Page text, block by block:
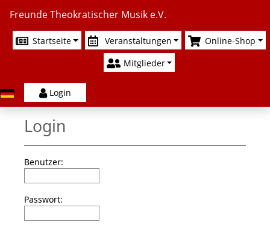
Freunde Theokratischer Musik e.V.
Startseite Veranstaltungen
Online-Shop
Mitglieder
Login
Login
Benutzer:
Passwort: